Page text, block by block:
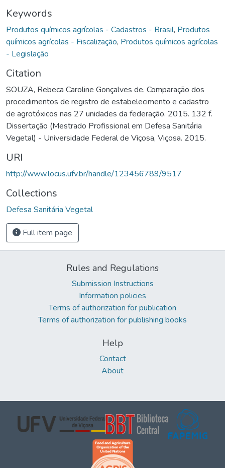
Keywords
Produtos químicos agrícolas - Cadastros - Brasil, Produtos
químicos agrícolas - Fiscalização, Produtos químicos agrícolas
- Legislação
Citation
SOUZA, Rebeca Caroline Gonçalves de. Comparação dos
procedimentos de registro de estabelecimento e cadastro
de agrotóxicos nas 27 unidades da federação. 2015. 132 f.
Dissertação (Mestrado Profissional em Defesa Sanitária
Vegetal) - Universidade Federal de Viçosa, Viçosa. 2015.
URI
http://www.locus.ufv.br/handle/123456789/9517
Collections
Defesa Sanitária Vegetal
Full item page
Rules and Regulations
Submission Instructions
Information policies
Terms of authorization for publication
Terms of authorization for publishing books
Help
Contact
About